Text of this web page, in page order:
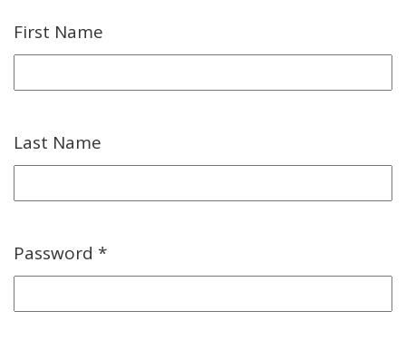
First Name
Last Name
Password *